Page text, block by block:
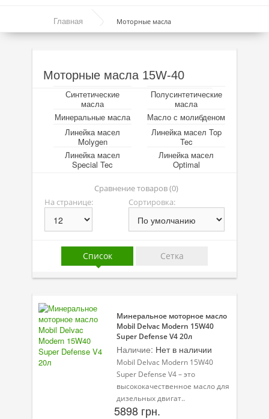
Синтетические масла
Минеральные масла
Масло с молибденом
Линейка масел Molygen
Линейка масел Top Tec
Линейка масел Special Tec
Линейка масел Optimal
Присадки
Присадки в системы охлаждения
Автокосметика
Трансмиссионные масла
Сервисные продукты
Клеи и герметики
Главная Моторные масла
Моторные масла 15W-40
Настав час зіграти на Parimatchта перемогти.
Це дуже просто!
Синтетические
масла
Полусинтетические
масла
Минеральные масла
Масло с молибденом
Линейка масел
Molygen
Линейка масел Top
Tec
Линейка масел
Special Tec
Линейка масел
Optimal
Сравнение товаров (0)
На странице:
Сортировка:
Список Сетка
Минеральное моторное масло
Mobil Delvac Modern 15W40
Super Defense V4 20л
Наличие: Нет в наличии
Mobil Delvac Modern 15W40
Super Defense V4 – это
высококачественное масло для
дизельных двигат..
5898 грн.